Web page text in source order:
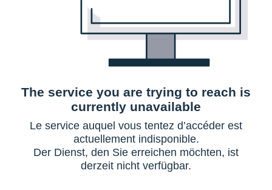
The service you are trying to reach is
currently unavailable
Le service auquel vous tentez d’accéder est
actuellement indisponible.
Der Dienst, den Sie erreichen möchten, ist
derzeit nicht verfügbar.